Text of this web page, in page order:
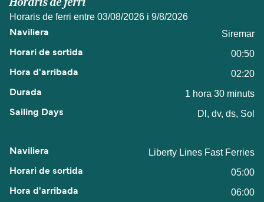
Horaris de ferri entre 03/08/2026 i 9/8/2026
Siremar
00:50
02:20
1 hora 30 minuts
Dl, dv, ds, Sol
Liberty Lines Fast Ferries
05:00
06:00